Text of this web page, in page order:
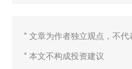
* 文章为作者独立观点，不代
* 本文不构成投资建议